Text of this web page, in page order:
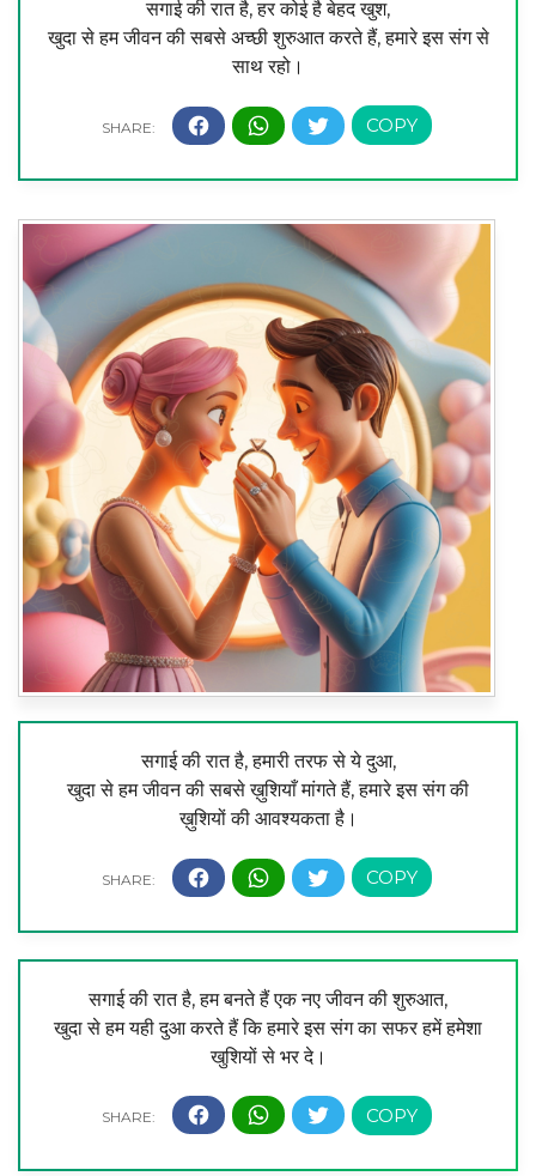
सगाई की रात है, हर कोई है बेहद खुश,
खुदा से हम जीवन की सबसे अच्छी शुरुआत करते हैं, हमारे इस संग से
साथ रहो।
सगाई की रात है, हमारी तरफ से ये दुआ,
खुदा से हम जीवन की सबसे ख़ुशियाँ मांगते हैं, हमारे इस संग की
ख़ुशियों की आवश्यकता है।
सगाई की रात है, हम बनते हैं एक नए जीवन की शुरुआत,
खुदा से हम यही दुआ करते हैं कि हमारे इस संग का सफर हमें हमेशा
खुशियों से भर दे।